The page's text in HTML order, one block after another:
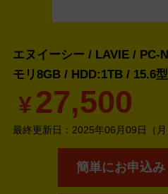
エヌイーシー / LAVIE / PC-
モリ8GB / HDD:1TB / 15.6
¥27,500
最終更新日： 2025年06月09日（月
簡単にお申込